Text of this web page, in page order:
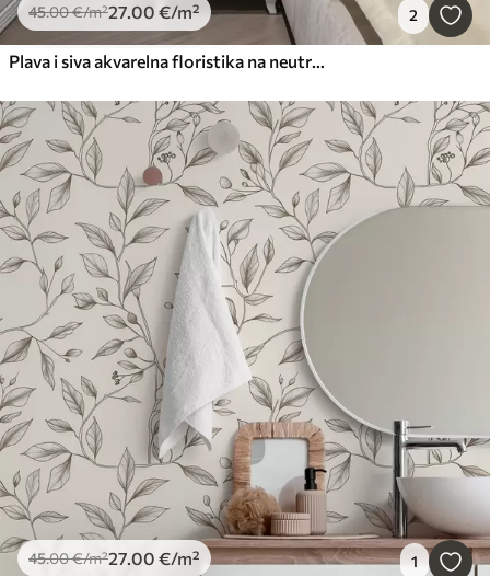
45.00€/m²27.00 €/m² 2
Plava i siva akvarelna floristika na neutralnoj pozadini
45.00€/m²27.00 €/m² 1